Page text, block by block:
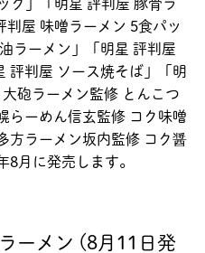
ク」「明星 評判屋 豚骨ラ
屋 味噌ラーメン 5食パッ
ラーメン」「明星 評判屋
評判屋 ソース焼そば」「明
砲ラーメン監修 とんこつ
らーめん信玄監修 コク味噌
方ラーメン坂内監修 コク醤
8月に発売します。
ーメン (8月11日発